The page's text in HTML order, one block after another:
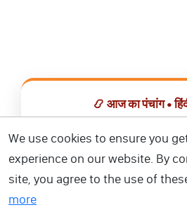
📿 आज का पंचांग •
📅 हिंदी कैलेंडर ऐप
We use cookies to ensure you
experience on our website. By
site, you agree to the use of
more